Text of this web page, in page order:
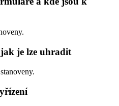
je lze uhradit